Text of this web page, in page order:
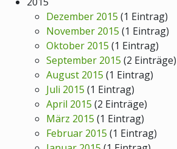
Dezember 2015 (1 Eintrag)
November 2015 (1 Eintrag)
Oktober 2015 (1 Eintrag)
September 2015 (2 Einträge)
August 2015 (1 Eintrag)
Juli 2015 (1 Eintrag)
April 2015 (2 Einträge)
März 2015 (1 Eintrag)
Februar 2015 (1 Eintrag)